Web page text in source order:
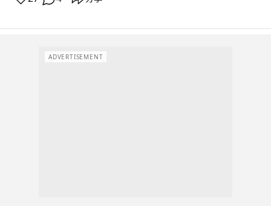
ADVERTISEMENT